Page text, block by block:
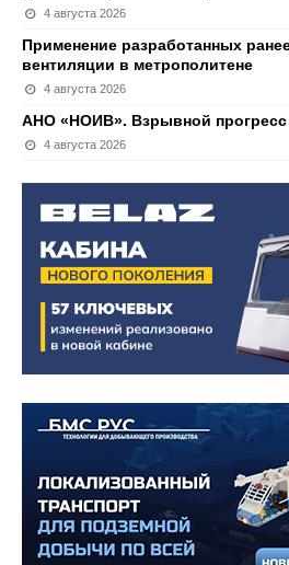
4 августа 2026
Применение разработанных
вентиляции в метрополитене
4 августа 2026
АНО «НОИВ». Взрывной прогресс
4 августа 2026